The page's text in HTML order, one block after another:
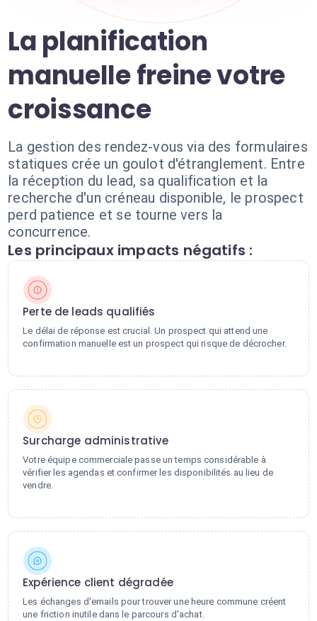
La planification
manuelle freine votre
croissance
La gestion des rendez-vous via des formulaires
statiques crée un goulot d'étranglement. Entre
la réception du lead, sa qualification et la
recherche d'un créneau disponible, le prospect
perd patience et se tourne vers la
concurrence.
Les principaux impacts négatifs :
Perte de leads qualifiés
Le délai de réponse est crucial. Un prospect qui attend une
confirmation manuelle est un prospect qui risque de décrocher.
Surcharge administrative
Votre équipe commerciale passe un temps considérable à
vérifier les agendas et confirmer les disponibilités au lieu de
vendre.
Expérience client dégradée
Les échanges d'emails pour trouver une heure commune créent
une friction inutile dans le parcours d'achat.